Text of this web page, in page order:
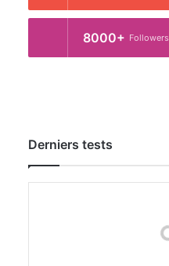
8000+ Followers
Derniers tests